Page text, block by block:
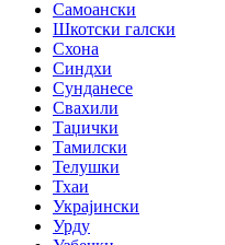
Самоански
Шкотски галски
Схона
Синдхи
Сунданесе
Свахили
Таџички
Тамилски
Телушки
Тхаи
Украјински
Урду